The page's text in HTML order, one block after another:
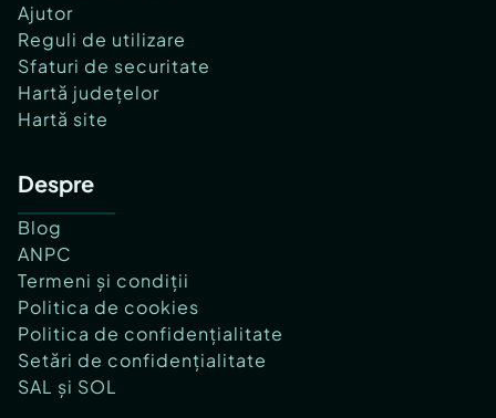
Ajutor
Reguli de utilizare
Sfaturi de securitate
Hartă județelor
Hartă site
Despre
Blog
ANPC
Termeni și condiții
Politica de cookies
Politica de confidențialitate
Setări de confidențialitate
SAL și SOL